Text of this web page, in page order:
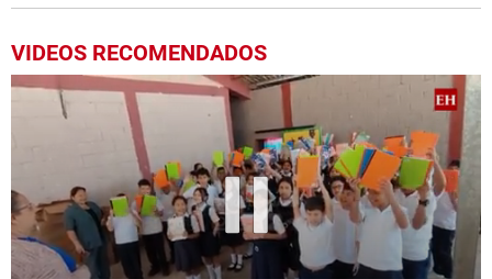
VIDEOS RECOMENDADOS